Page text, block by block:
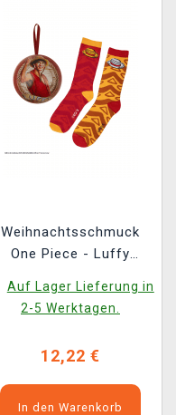
Weihnachtsschmuck
One Piece - Luffy
Auf Lager Lieferung in
2-5 Werktagen.
12,22 €
In den Warenkorb